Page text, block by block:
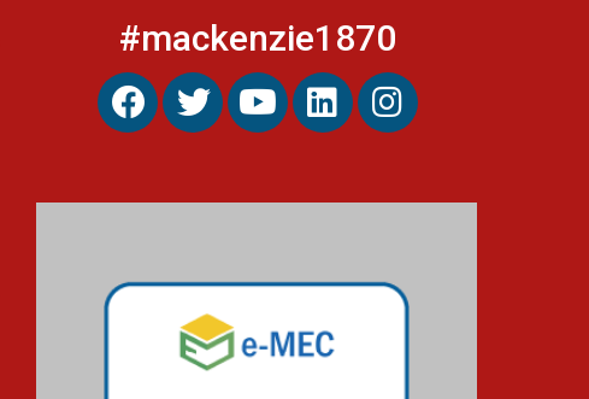
#mackenzie1870